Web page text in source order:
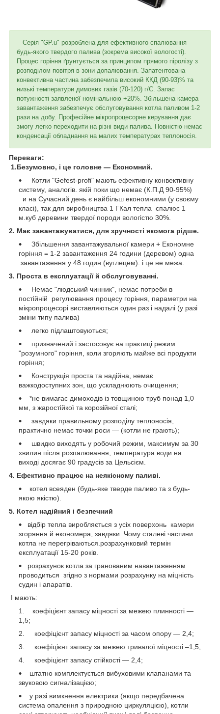
Серія "GP.u" розроблена для ефективного спалювання
будь-якого твердого палива (зокрема високої вологості).
Процес горіння ґрунтується за принципом прямого піролізу з
розподілом повітря в зони допалювання. Запатентована
конвективна частина забезпечила високий ККД (90-93)% та
низькі температури димових газів (70-120) г/С. Запас
потужності заявленої номінальною +20%. Збільшена камера
завантаження забезпечує обслуговування котла паливом 1-2
рази на добу. Професійне мікропроцесорне керування дає
змогу легко переходити на різні види палива. Повністю немає
конденсації обладнання на малих температурах теплоносія.
Переваги:
1.Безумовно, і це головне — Економний.
Котли "Gefest-profi" мають ефективну конвективну
систему, аналогів. якій поки що немає (К.П.Д 90-95%)
и на Сучасний день є найбільш економними (у своєму
класі), так для виробництва 1 ГКал тепла спалює 1
м.куб деревини твердої породи вологістю 30%.
2. Має завантажуватися, для зручності якомога рідше.
Збільшення завантажувальної камери + Економне
горіння = 1-2 завантаження 24 години (деревом) одна
завантаження у 48 годин (вуглецем). і це не межа.
3. Проста в експлуатації й обслуговуванні.
Немає "людський чинник", немає потреби в
постійній регулювання процесу горіння, параметри на
мікропроцесорі виставляються один раз і надалі (у разі
зміни типу палива)
легко підлаштовуються;
призначений і застосовує на практиці режим
"розумного" горіння, коли згоряють майже всі продукти
горіння;
Конструкція проста та надійна, немає
важкодоступних зон, що ускладнюють очищення;
*не вимагає димоходів із товщиною труб понад 1,0
мм, з жаростійкої та корозійної сталі;
завдяки правильному розподілу теплоносія,
практично немає точки роси — (котли не грають);
швидко виходять у робочий режим, максимум за 30
хвилин після розпалювання, температура води на
виході досягає 90 градусів за Цельсієм.
4. Ефективно працює на неякісному паливі.
котел всеяден (будь-яке тверде паливо та з будь-
якою якістю).
5. Котел надійний і безпечний
відбір тепла виробляється з усіх поверхонь камери
згоряння й економера, завдяки Чому сталеві частини
котла не перегріваються.розрахунковий термін
експлуатації 15-20 років.
розрахунок котла за гранованим навантаженням
проводиться згідно з нормами розрахунку на міцність
судин і апаратів.
І мають:
коефіцієнт запасу міцності за межею плинності —
1,5;
коефіцієнт запасу міцності за часом опору — 2,4;
коефіцієнт запасу за межею тривалої міцності –1,5;
коефіцієнт запасу стійкості — 2,4;
штатно комплектується вибуховими клапанами та
звуковою сигналізацією;
у разі вимкнення електрики (якщо передбачена
система опалення з природною циркуляцією), котли